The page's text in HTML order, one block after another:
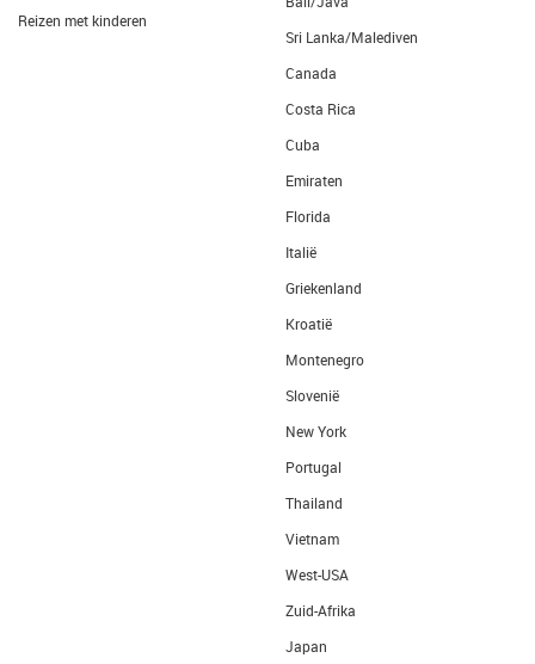
Reizen met kinderen
Sri Lanka/Malediven
Canada
Costa Rica
Cuba
Emiraten
Florida
Italië
Griekenland
Kroatië
Montenegro
Slovenië
New York
Portugal
Thailand
Vietnam
West-USA
Zuid-Afrika
Japan